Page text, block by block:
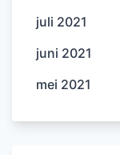
juli 2021
juni 2021
mei 2021